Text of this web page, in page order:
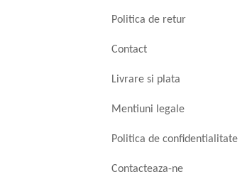
Politica de retur
Contact
Livrare si plata
Mentiuni legale
Politica de confidentialitate
Contacteaza-ne